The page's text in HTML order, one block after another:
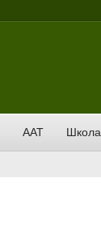
ААТ Школа